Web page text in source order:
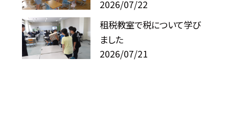
2026/07/22
租税教室で税について学び
ました
2026/07/21